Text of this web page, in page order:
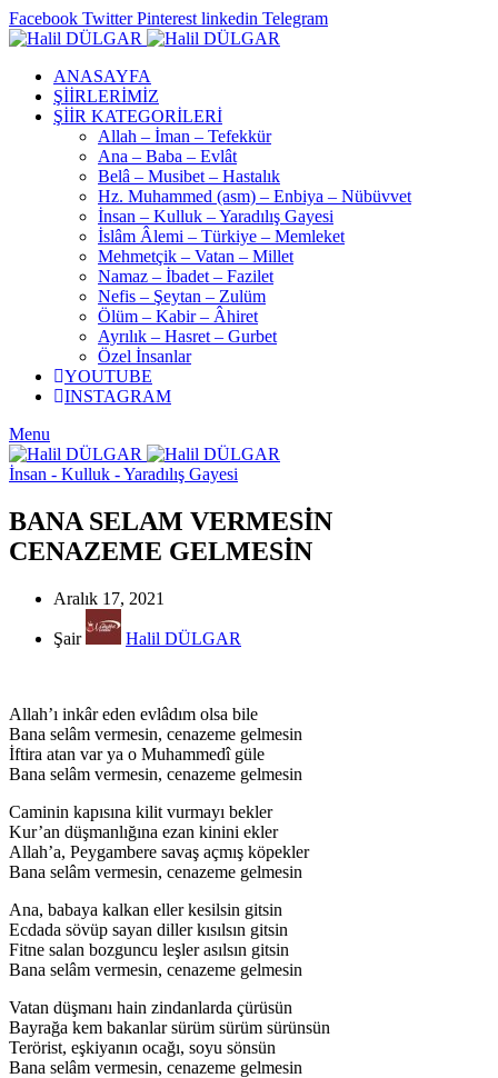
Facebook Twitter Pinterest linkedin Telegram
ANASAYFA
ŞİİRLERİMİZ
ŞİİR KATEGORİLERİ
Allah – İman – Tefekkür
Ana – Baba – Evlât
Belâ – Musibet – Hastalık
Hz. Muhammed (asm) – Enbiya – Nübüvvet
İnsan – Kulluk – Yaradılış Gayesi
İslâm Âlemi – Türkiye – Memleket
Mehmetçik – Vatan – Millet
Namaz – İbadet – Fazilet
Nefis – Şeytan – Zulüm
Ölüm – Kabir – Âhiret
Ayrılık – Hasret – Gurbet
Özel İnsanlar
YOUTUBE
INSTAGRAM
Menu
İnsan - Kulluk - Yaradılış Gayesi
BANA SELAM VERMESİN
CENAZEME GELMESİN
Aralık 17, 2021
Şair Halil DÜLGAR
Allah’ı inkâr eden evlâdım olsa bile
Bana selâm vermesin, cenazeme gelmesin
İftira atan var ya o Muhammedî güle
Bana selâm vermesin, cenazeme gelmesin
Caminin kapısına kilit vurmayı bekler
Kur’an düşmanlığına ezan kinini ekler
Allah’a, Peygambere savaş açmış köpekler
Bana selâm vermesin, cenazeme gelmesin
Ana, babaya kalkan eller kesilsin gitsin
Ecdada sövüp sayan diller kısılsın gitsin
Fitne salan bozguncu leşler asılsın gitsin
Bana selâm vermesin, cenazeme gelmesin
Vatan düşmanı hain zindanlarda çürüsün
Bayrağa kem bakanlar sürüm sürüm sürünsün
Terörist, eşkiyanın ocağı, soyu sönsün
Bana selâm vermesin, cenazeme gelmesin